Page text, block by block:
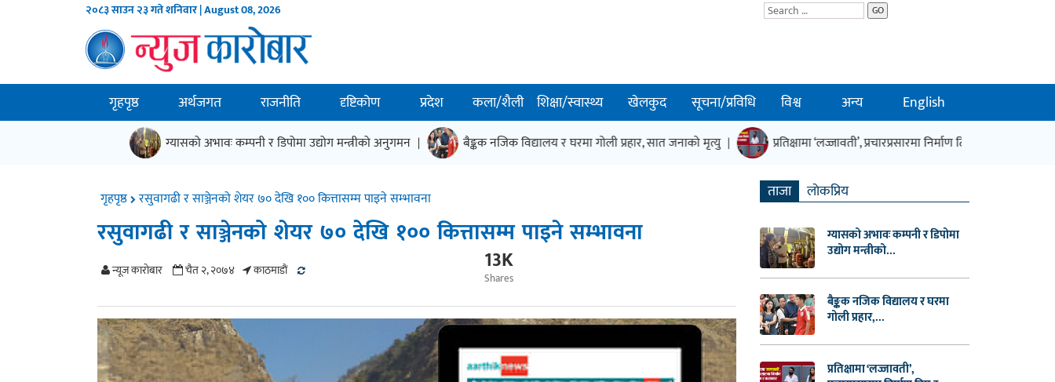
२०८३ साउन २३ गते शनिवार | August 08, 2026 GO
गृहपृष्ठ अर्थजगत राजनीति दृष्टिकोण प्रदेश कला/शैली शिक्षा/स्वास्थ्य खेलकुद सूचना/प्रविधि विश्व अन्य English
ग्यासको अभावः कम्पनी र डिपोमा उद्योग मन्त्रीको अनुगमन | बैङ्कक नजिक विद्यालय र घरमा गोली प्रहार, सात जनाको मृत्यु | प्रतिक्षामा ‘लज्जावती’, प्रचारप्रसारमा निर्माण टिम र कलाकार
गृहपृष्ठ रसुवागढी र साञ्जेनको शेयर ७० देखि १०० कित्तासम्म पाइने सम्भावना
रसुवागढी र साञ्जेनको शेयर ७० देखि १०० कित्तासम्म पाइने सम्भावना
न्यूज काराेबार चैत २, २०७४ काठमाडाैं 13K
Shares
ताजा लाेकप्रिय
ग्यासको अभावः कम्पनी र डिपोमा
उद्योग मन्त्रीको...
बैङ्कक नजिक विद्यालय र घरमा
गोली प्रहार,...
प्रतिक्षामा ‘लज्जावती’,